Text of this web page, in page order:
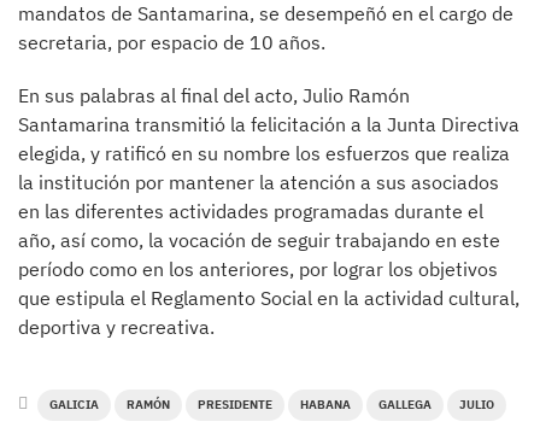
mandatos de Santamarina, se desempeñó en el cargo de
secretaria, por espacio de 10 años.
En sus palabras al final del acto, Julio Ramón
Santamarina transmitió la felicitación a la Junta Directiva
elegida, y ratificó en su nombre los esfuerzos que realiza
la institución por mantener la atención a sus asociados
en las diferentes actividades programadas durante el
año, así como, la vocación de seguir trabajando en este
período como en los anteriores, por lograr los objetivos
que estipula el Reglamento Social en la actividad cultural,
deportiva y recreativa.
GALICIA RAMÓN PRESIDENTE HABANA GALLEGA JULIO